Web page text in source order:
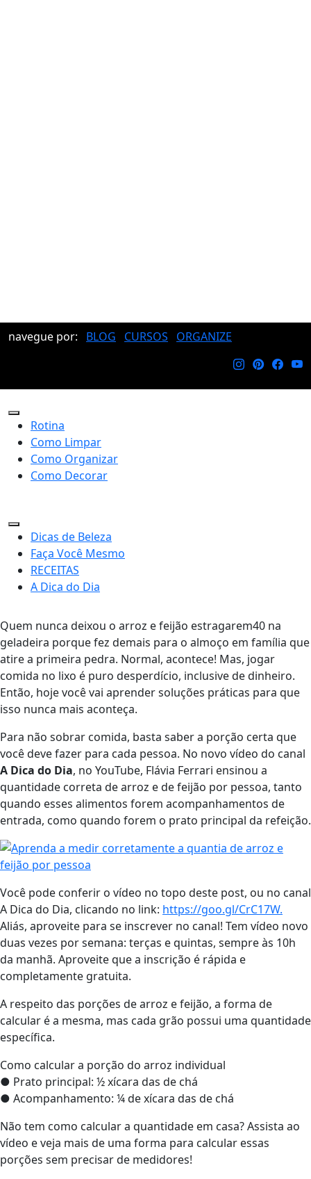
navegue por: BLOG CURSOS ORGANIZE
Rotina
Como Limpar
Como Organizar
Como Decorar
Dicas de Beleza
Faça Você Mesmo
RECEITAS
A Dica do Dia
Quem nunca deixou o arroz e feijão estragarem40 na
geladeira porque fez demais para o almoço em família que
atire a primeira pedra. Normal, acontece! Mas, jogar
comida no lixo é puro desperdício, inclusive de dinheiro.
Então, hoje você vai aprender soluções práticas para que
isso nunca mais aconteça.
Para não sobrar comida, basta saber a porção certa que
você deve fazer para cada pessoa. No novo vídeo do canal
A Dica do Dia, no YouTube, Flávia Ferrari ensinou a
quantidade correta de arroz e de feijão por pessoa, tanto
quando esses alimentos forem acompanhamentos de
entrada, como quando forem o prato principal da refeição.
Você pode conferir o vídeo no topo deste post, ou no canal
A Dica do Dia, clicando no link: https://goo.gl/CrC17W.
Aliás, aproveite para se inscrever no canal! Tem vídeo novo
duas vezes por semana: terças e quintas, sempre às 10h
da manhã. Aproveite que a inscrição é rápida e
completamente gratuita.
A respeito das porções de arroz e feijão, a forma de
calcular é a mesma, mas cada grão possui uma quantidade
específica.
Como calcular a porção do arroz individual
● Prato principal: ½ xícara das de chá
● Acompanhamento: ¼ de xícara das de chá
Não tem como calcular a quantidade em casa? Assista ao
vídeo e veja mais de uma forma para calcular essas
porções sem precisar de medidores!